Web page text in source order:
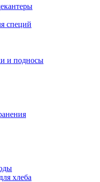
специй
и подносы
хлеба